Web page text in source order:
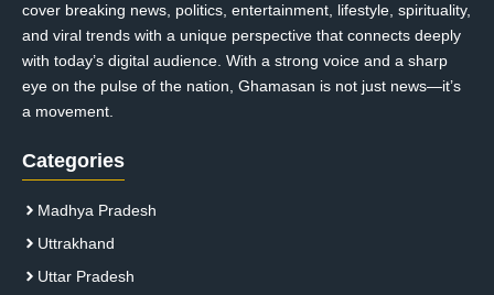
cover breaking news, politics, entertainment, lifestyle, spirituality,
and viral trends with a unique perspective that connects deeply
with today’s digital audience. With a strong voice and a sharp
eye on the pulse of the nation, Ghamasan is not just news—it’s
a movement.
Categories
Madhya Pradesh
Uttrakhand
Uttar Pradesh